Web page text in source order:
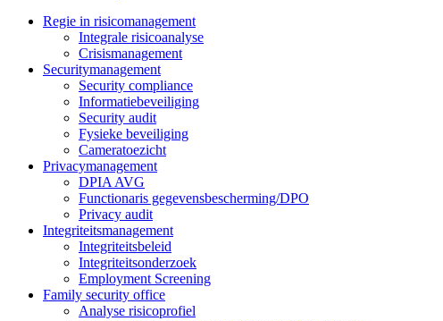
Regie in risicomanagement
Integrale risicoanalyse
Crisismanagement
Securitymanagement
Security compliance
Informatiebeveiliging
Security audit
Fysieke beveiliging
Cameratoezicht
Privacymanagement
DPIA AVG
Functionaris gegevensbescherming/DPO
Privacy audit
Integriteitsmanagement
Integriteitsbeleid
Integriteitsonderzoek
Employment Screening
Family security office
Analyse risicoprofiel